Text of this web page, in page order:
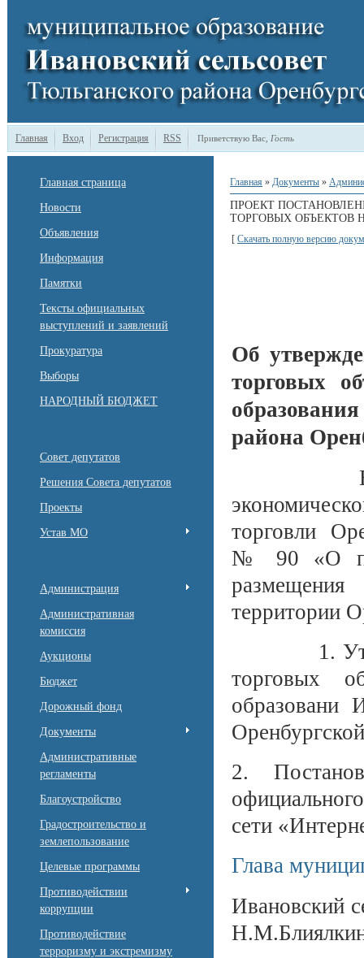
Главная Вход Регистрация RSS Приветствую Вас Гость
Главная страница
Новости
Объявления
Информация
Памятки
Тексты официальных
выступлений и заявлений
Прокуратура
Выборы
НАРОДНЫЙ БЮДЖЕТ
Совет депутатов
Решения Совета депутатов
Проекты
Устав МО
Администрация
Административная
комиссия
Аукционы
Бюджет
Дорожный фонд
Документы
Административные
регламенты
Благоустройство
Градостроительство и
землепользование
Целевые программы
Противодействии
коррупции
Противодействие
терроризму и экстремизму
Главная » Документы »
ПРОЕКТ
ТОРГОВЫХ ОБЪЕКТОВ
[ Скачать полную версию
Об
торговых
района
В
торговли
№ 90 «О
территории
1.
торговых
образовани
2.
сети
Глава